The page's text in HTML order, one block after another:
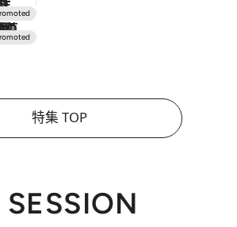
土の味
特集 TOP